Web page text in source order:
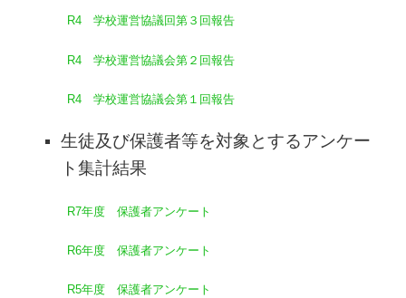
R4 学校運営協議回第３回報告
R4 学校運営協議会第２回報告
R4 学校運営協議会第１回報告
生徒及び保護者等を対象とするアンケー
ト集計結果
R7年度 保護者アンケート
R6年度 保護者アンケート
R5年度 保護者アンケート